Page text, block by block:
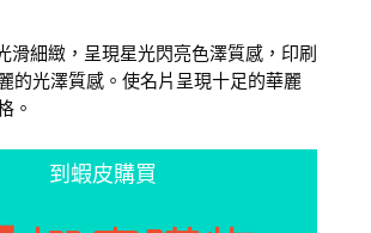
滑細緻，呈現星光閃亮色澤質感，印刷
的光澤質感。使名片呈現十足的華麗
。
到蝦皮購買